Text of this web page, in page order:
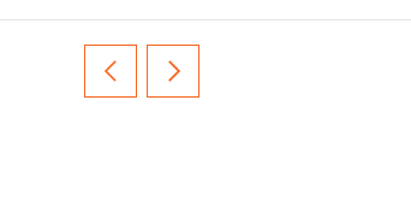
Vorherige
Recipe
Weiter
Recipe